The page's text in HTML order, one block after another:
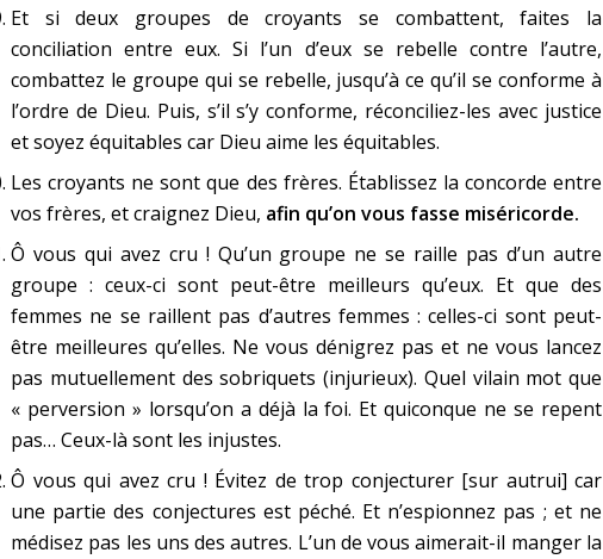
Et si deux groupes de croyants se combattent, faites la
conciliation entre eux. Si l’un d’eux se rebelle contre l’autre,
combattez le groupe qui se rebelle, jusqu’à ce qu’il se conforme à
l’ordre de Dieu. Puis, s’il s’y conforme, réconciliez-les avec justice
et soyez équitables car Dieu aime les équitables.
Les croyants ne sont que des frères. Établissez la concorde entre
vos frères, et craignez Dieu, afin qu’on vous fasse miséricorde.
Ô vous qui avez cru ! Qu’un groupe ne se raille pas d’un autre
groupe : ceux-ci sont peut-être meilleurs qu’eux. Et que des
femmes ne se raillent pas d’autres femmes : celles-ci sont peut-
être meilleures qu’elles. Ne vous dénigrez pas et ne vous lancez
pas mutuellement des sobriquets (injurieux). Quel vilain mot que
« perversion » lorsqu’on a déjà la foi. Et quiconque ne se repent
pas… Ceux-là sont les injustes.
Ô vous qui avez cru ! Évitez de trop conjecturer [sur autrui] car
une partie des conjectures est péché. Et n’espionnez pas ; et ne
médisez pas les uns des autres. L’un de vous aimerait-il manger la